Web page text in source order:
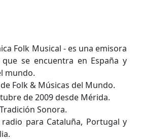
Folk Musical - es una emisora
se encuentra en España y
mundo.
Folk & Músicas del Mundo.
de 2009 desde Mérida.
Sonora.
para Cataluña, Portugal y